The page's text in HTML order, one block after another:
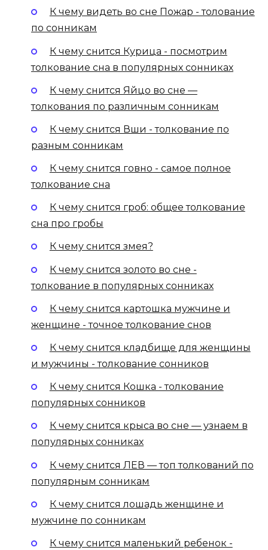
К чему видеть во сне Пожар - толование
по сонникам
К чему снится Курица - посмотрим
толкование сна в популярных сонниках
К чему снится Яйцо во сне —
толкования по различным сонникам
К чему снится Вши - толкование по
разным сонникам
К чему снится говно - самое полное
толкование сна
К чему снится гроб: общее толкование
сна про гробы
К чему снится змея?
К чему снится золото во сне -
толкование в популярных сонниках
К чему снится картошка мужчине и
женщине - точное толкование снов
К чему снится кладбище для женщины
и мужчины - толкование сонников
К чему снится Кошка - толкование
популярных сонников
К чему снится крыса во сне — узнаем в
популярных сонниках
К чему снится ЛЕВ — топ толкований по
популярным сонникам
К чему снится лошадь женщине и
мужчине по сонникам
К чему снится маленький ребенок -